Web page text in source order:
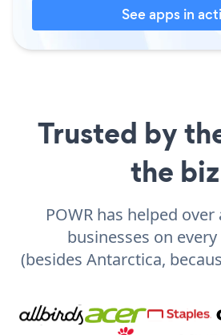
See apps in
Trusted by
the
POWR has helped
businesses on
(besides Antarctica,